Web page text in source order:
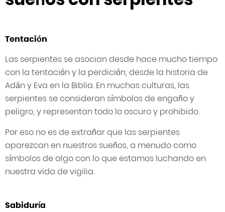
Tentación
Las serpientes se asocian desde hace mucho tiempo
con la tentación y la perdición, desde la historia de
Adán y Eva en la Biblia. En muchas culturas, las
serpientes se consideran símbolos de engaño y
peligro, y representan todo lo oscuro y prohibido.
Por eso no es de extrañar que las serpientes
aparezcan en nuestros sueños, a menudo como
símbolos de algo con lo que estamos luchando en
nuestra vida de vigilia.
Sabiduría